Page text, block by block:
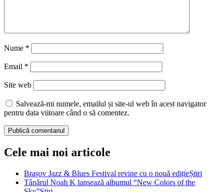
Nume *
Email *
Site web
Salvează-mi numele, emailul și site-ul web în acest navigator
pentru data viitoare când o să comentez.
Cele mai noi articole
Brașov Jazz & Blues Festival revine cu o nouă edițieȘtiri
Tânărul Noah K lansează albumul “New Colors of the